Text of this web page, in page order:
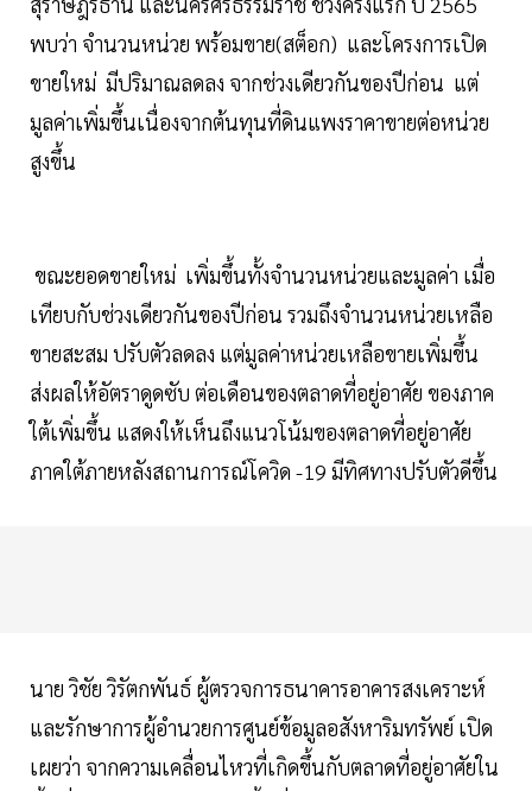
พบว่า จำนวนหน่วย พร้อมขาย(สต็อก) และโครงการเปิด
ขายใหม่ มีปริมาณลดลง จากช่วงเดียวกันของปีก่อน แต่
มูลค่าเพิ่มขึ้นเนื่องจากต้นทุนที่ดินแพงราคาขายต่อหน่วย
สูงขึ้น
ขณะยอดขายใหม่ เพิ่มขึ้นทั้งจำนวนหน่วยและมูลค่า เมื่อ
เทียบกับช่วงเดียวกันของปีก่อน รวมถึงจำนวนหน่วยเหลือ
ขายสะสม ปรับตัวลดลง แต่มูลค่าหน่วยเหลือขายเพิ่มขึ้น
ส่งผลให้อัตราดูดซับ ต่อเดือนของตลาดที่อยู่อาศัย ของภาค
ใต้เพิ่มขึ้น แสดงให้เห็นถึงแนวโน้มของตลาดที่อยู่อาศัย
ภาคใต้ภายหลังสถานการณ์โควิด -19 มีทิศทางปรับตัวดีขึ้น
นาย วิชัย วิรัตกพันธ์ ผู้ตรวจการธนาคารอาคารสงเคราะห์
และรักษาการผู้อำนวยการศูนย์ข้อมูลอสังหาริมทรัพย์ เปิด
เผยว่า จากความเคลื่อนไหวที่เกิดขึ้นกับตลาดที่อยู่อาศัยใน